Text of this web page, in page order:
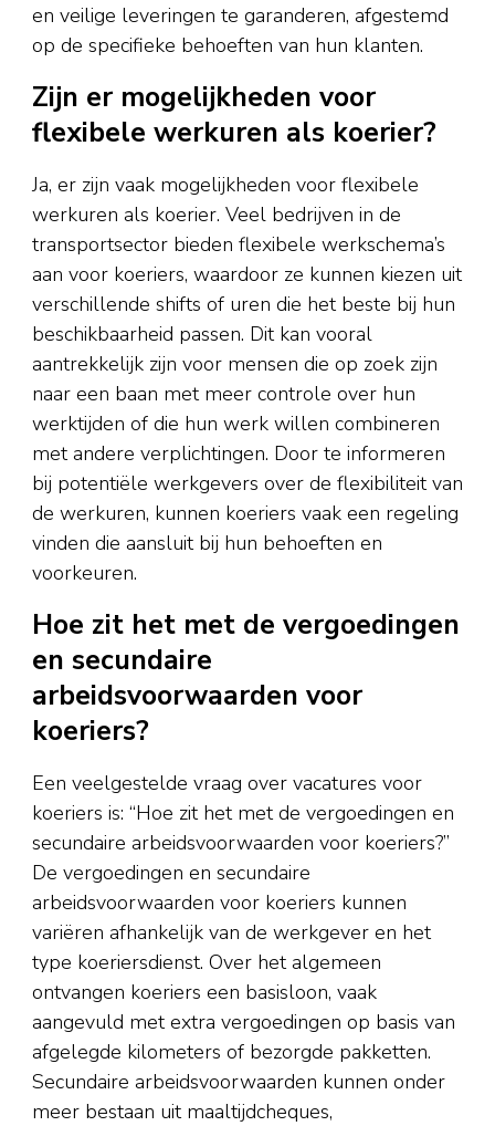
en veilige leveringen te garanderen, afgestemd
op de specifieke behoeften van hun klanten.
Zijn er mogelijkheden voor
flexibele werkuren als koerier?
Ja, er zijn vaak mogelijkheden voor flexibele
werkuren als koerier. Veel bedrijven in de
transportsector bieden flexibele werkschema’s
aan voor koeriers, waardoor ze kunnen kiezen uit
verschillende shifts of uren die het beste bij hun
beschikbaarheid passen. Dit kan vooral
aantrekkelijk zijn voor mensen die op zoek zijn
naar een baan met meer controle over hun
werktijden of die hun werk willen combineren
met andere verplichtingen. Door te informeren
bij potentiële werkgevers over de flexibiliteit van
de werkuren, kunnen koeriers vaak een regeling
vinden die aansluit bij hun behoeften en
voorkeuren.
Hoe zit het met de vergoedingen
en secundaire
arbeidsvoorwaarden voor
koeriers?
Een veelgestelde vraag over vacatures voor
koeriers is: “Hoe zit het met de vergoedingen en
secundaire arbeidsvoorwaarden voor koeriers?”
De vergoedingen en secundaire
arbeidsvoorwaarden voor koeriers kunnen
variëren afhankelijk van de werkgever en het
type koeriersdienst. Over het algemeen
ontvangen koeriers een basisloon, vaak
aangevuld met extra vergoedingen op basis van
afgelegde kilometers of bezorgde pakketten.
Secundaire arbeidsvoorwaarden kunnen onder
meer bestaan uit maaltijdcheques,